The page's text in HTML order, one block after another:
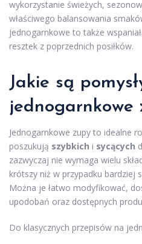
wykorzystanie świeżych,
właściwego balansowania
jednogarnkowe to także
resztek z poprzednich posiłków.
Jakie są
jednogarnkowe
Jednogarnkowe zupy to idealne
poszukują szybkich i sycących
zazwyczaj nie wymaga wielu
krótszy niż w przypadku bardziej
Można je łatwo modyfikować,
upodobań oraz dostępnych
Do klasycznych przepisów na